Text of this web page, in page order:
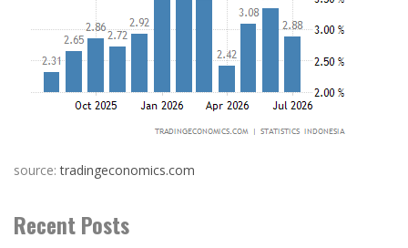
source:tradingeconomics.com
Recent Posts